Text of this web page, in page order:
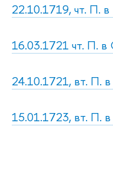
22.10.1719, чт. П.
16.03.1721 чт. П.
24.10.1721, вт. П.
15.01.1723, вт. П.